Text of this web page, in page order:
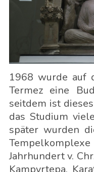
1968 wurde auf
Termez eine
seitdem ist
das Studium
später wurden
Jahrhundert v.
Kampyrtepa,